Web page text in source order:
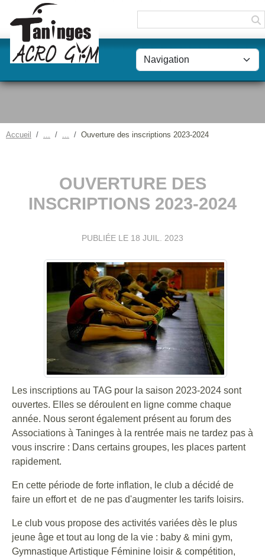
Accueil Ouverture des inscriptions 2023-2024
OUVERTURE DES
INSCRIPTIONS 2023-2024
PUBLIÉE LE 18 JUIL. 2023
Les inscriptions au TAG pour la saison 2023-2024 sont
ouvertes. Elles se déroulent en ligne comme chaque
année. Nous seront également présent au forum des
Associations à Taninges à la rentrée mais ne tardez pas à
vous inscrire : Dans certains groupes, les places partent
rapidement.
En cette période de forte inflation, le club a décidé de
faire un effort et de ne pas d'augmenter les tarifs loisirs.
Le club vous propose des activités variées dès le plus
jeune âge et tout au long de la vie : baby & mini gym,
Gymnastique Artistique Féminine loisir & compétition,
Panneau de gestion des cookies